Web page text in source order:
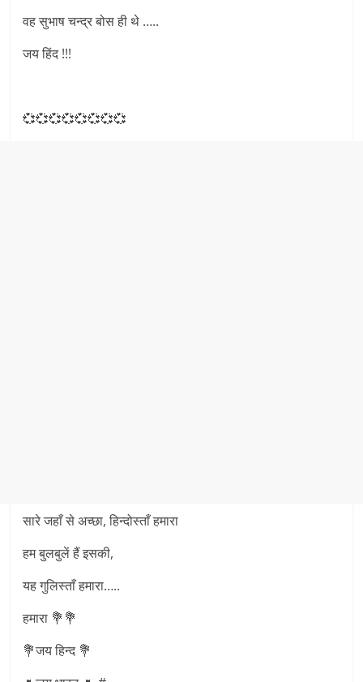
वह सुभाष चन्द्र बोस ही थे …..
जय हिंद !!!
💞💞💞💞💞💞💞💞
सारे जहाँ से अच्छा, हिन्दोस्ताँ हमारा
हम बुलबुलें हैं इसकी,
यह गुलिस्ताँ हमारा…..
हमारा 💐💐
💐जय हिन्द 💐